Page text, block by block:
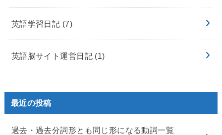
英語学習日記 (7)
英語脳サイト運営日記 (1)
最近の投稿
過去・過去分詞形とも同じ形になる動詞一覧